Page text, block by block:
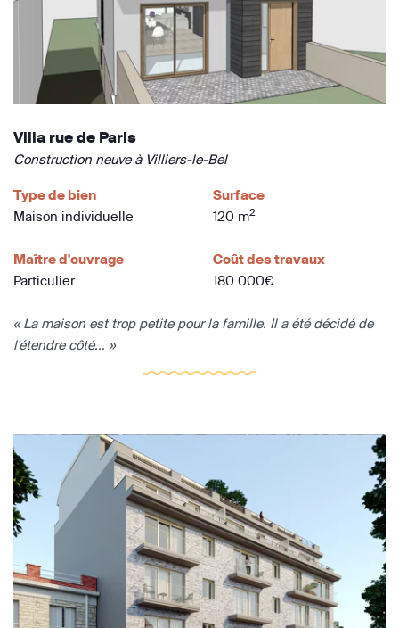
Villa rue de Paris
Construction neuve à Villiers-le-Bel
Type de bien
Maison individuelle
Surface
120 m2
Maître d'ouvrage
Particulier
Coût des travaux
180 000€
« La maison est trop petite pour la famille. Il a été décidé de
l'étendre côté... »